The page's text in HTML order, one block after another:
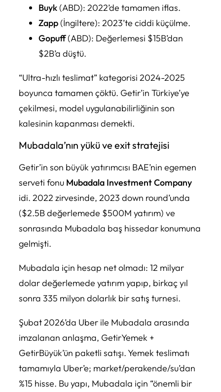
Buyk (ABD): 2022’de tamamen iflas.
Zapp (İngiltere): 2023’te ciddi küçülme.
Gopuff(ABD): Değerlemesi $15B’dan
$2B’a düştü.
“Ultra-hızlı teslimat” kategorisi 2024-2025
boyunca tamamen çöktü. Getir’in Türkiye’ye
çekilmesi, model uygulanabilirliğinin son
kalesinin kapanması demekti.
Mubadala’nın yükü ve exit stratejisi
Getir’in son büyük yatırımcısı BAE’nin egemen
serveti fonu Mubadala Investment Company
idi. 2022 zirvesinde, 2023 down round’unda
($2.5B değerlemede $500M yatırım) ve
sonrasında Mubadala baş hissedar konumuna
gelmişti.
Mubadala için hesap net olmadı: 12 milyar
dolar değerlemede yatırım yapıp, birkaç yıl
sonra 335 milyon dolarlık bir satış turnesi.
Şubat 2026’da Uber ile Mubadala arasında
imzalanan anlaşma, GetirYemek +
GetirBüyük’ün paketli satışı. Yemek teslimatı
tamamıyla Uber’e; market/perakende/su’dan
%15 hisse. Bu yapı, Mubadala için “önemli bir